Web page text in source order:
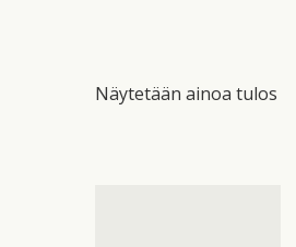
Näytetään ainoa tulos